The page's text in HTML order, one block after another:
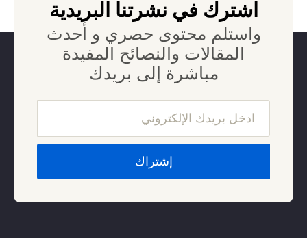
اشترك في نشرتنا البريدية
واستلم محتوى حصري و أحدث
المقالات والنصائح المفيدة
مباشرة إلى بريدك